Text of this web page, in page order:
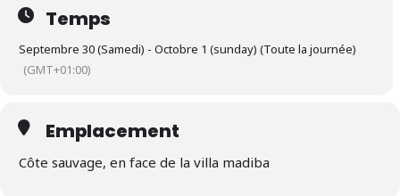
Temps
Septembre 30 (Samedi) - Octobre 1 (sunday) (Toute la journée)
(GMT+01:00)
Emplacement
Côte sauvage, en face de la villa madiba